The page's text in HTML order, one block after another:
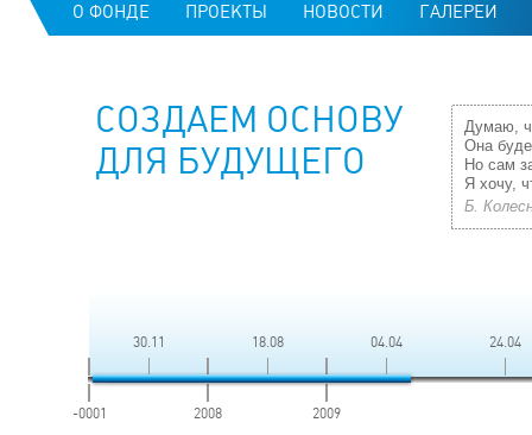
О ФОНДЕ ПРОЕКТЫ НОВОСТИ ГАЛЕРЕИ
СОЗДАЕМ ОСНОВУ
ДЛЯ БУДУЩЕГО
Думаю,
Она
Но сам
Я хочу,
Б.
30.11 18.08 04.04 24.04
-0001 2008 2009